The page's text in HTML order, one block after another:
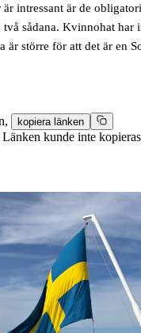
intressant är de
sådana. Kvinnohat har
är större för att det är en
kopiera länken
Länken kunde inte